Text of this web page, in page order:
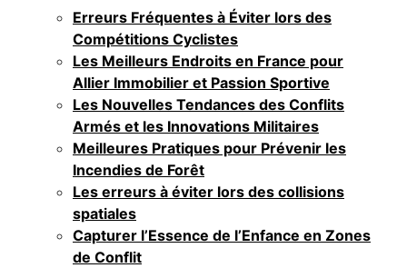
Erreurs Fréquentes à Éviter lors des
Compétitions Cyclistes
Les Meilleurs Endroits en France pour
Allier Immobilier et Passion Sportive
Les Nouvelles Tendances des Conflits
Armés et les Innovations Militaires
Meilleures Pratiques pour Prévenir les
Incendies de Forêt
Les erreurs à éviter lors des collisions
spatiales
Capturer l’Essence de l’Enfance en Zones
de Conflit